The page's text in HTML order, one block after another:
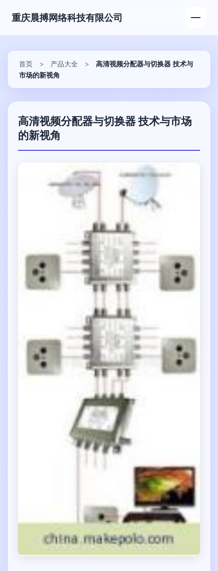
重庆晨搏网络科技有限公司
首页 > 产品大全 >
高清视频分配器与切换器 技术与
市场的新视角
高清视频分配器与切换器 技术与市场
的新视角